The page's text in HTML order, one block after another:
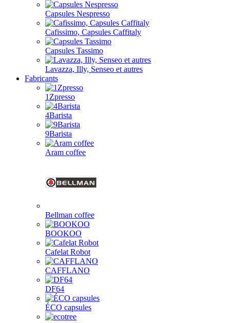
Capsules Nespresso
Cafissimo, Capsules Caffitaly
Capsules Tassimo
Lavazza, Illy, Senseo et autres
Fabricants
1Zpresso
4Barista
9Barista
Aram coffee
Bellman coffee
BOOKOO
Cafelat Robot
CAFFLANO
DF64
ÉCO capsules